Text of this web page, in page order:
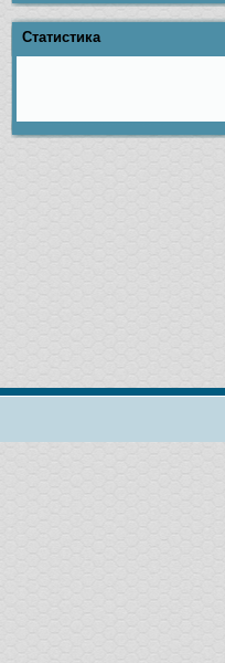
Статистика